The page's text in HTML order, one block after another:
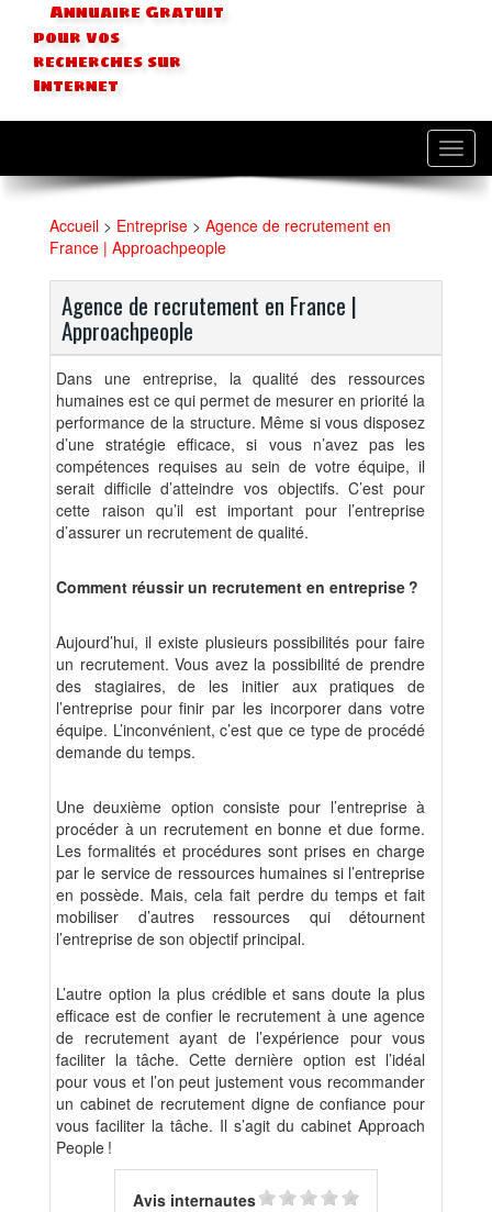
Annuaire Gratuit
pour vos
recherches sur
Internet
Accueil > Entreprise > Agence de recrutement en
France | Approachpeople
Agence de recrutement en France |
Approachpeople
Dans une entreprise, la qualité des ressources
humaines est ce qui permet de mesurer en priorité la
performance de la structure. Même si vous disposez
d’une stratégie efficace, si vous n’avez pas les
compétences requises au sein de votre équipe, il
serait difficile d’atteindre vos objectifs. C’est pour
cette raison qu’il est important pour l’entreprise
d’assurer un recrutement de qualité.
Comment réussir un recrutement en entreprise ?
Aujourd’hui, il existe plusieurs possibilités pour faire
un recrutement. Vous avez la possibilité de prendre
des stagiaires, de les initier aux pratiques de
l’entreprise pour finir par les incorporer dans votre
équipe. L’inconvénient, c’est que ce type de procédé
demande du temps.
Une deuxième option consiste pour l’entreprise à
procéder à un recrutement en bonne et due forme.
Les formalités et procédures sont prises en charge
par le service de ressources humaines si l’entreprise
en possède. Mais, cela fait perdre du temps et fait
mobiliser d’autres ressources qui détournent
l’entreprise de son objectif principal.
L’autre option la plus crédible et sans doute la plus
efficace est de confier le recrutement à une agence
de recrutement ayant de l’expérience pour vous
faciliter la tâche. Cette dernière option est l’idéal
pour vous et l’on peut justement vous recommander
un cabinet de recrutement digne de confiance pour
vous faciliter la tâche. Il s’agit du cabinet Approach
People !
Avis internautes